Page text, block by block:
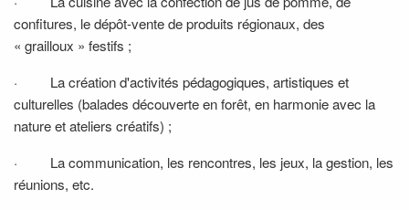
confitures, le dépôt-vente de produits régionaux, des
« grailloux » festifs ;
·
La création d'activités pédagogiques, artistiques et
culturelles (balades découverte en forêt, en harmonie avec la
nature et ateliers créatifs) ;
·
La communication, les rencontres, les jeux, la gestion, les
réunions, etc.